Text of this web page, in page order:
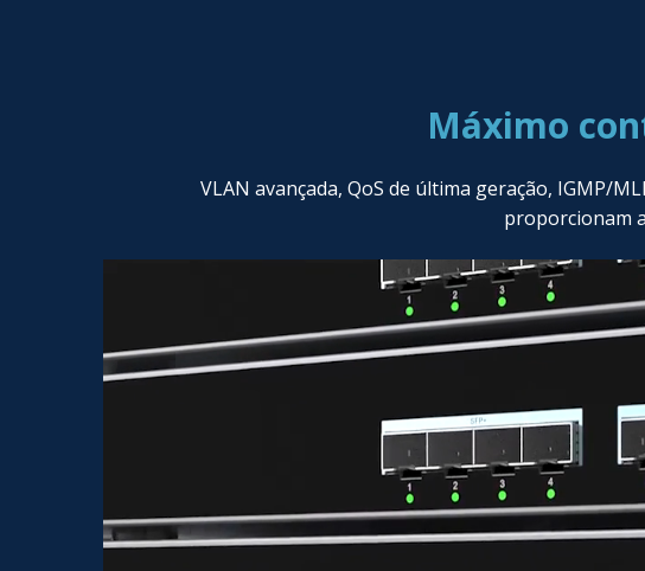
Máximo
VLAN avançada, QoS de última geração, IGMP/
proporcionam